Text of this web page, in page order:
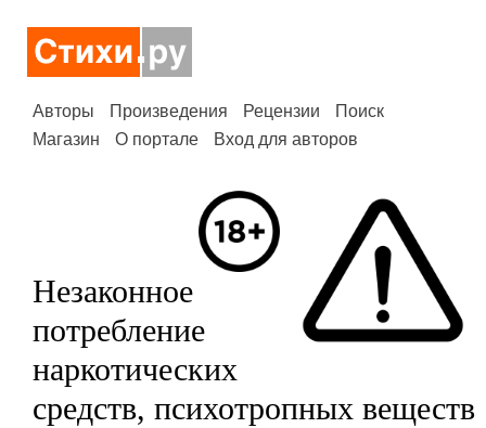
Авторы Произведения Рецензии
Поиск
Магазин
О портале Вход для авторов
Незаконное
потребление
наркотических
средств, психотропных веществ